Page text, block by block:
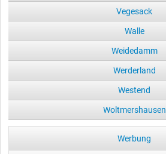
Vegesack
Walle
Weidedamm
Werderland
Westend
Woltmershausen
Werbung